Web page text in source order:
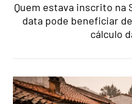
Quem estava inscrito na
data pode beneficiar
cálculo